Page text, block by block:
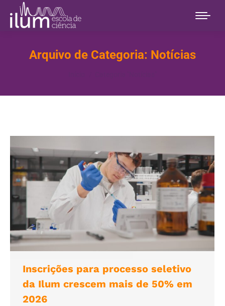
Arquivo de Categoria: Notícias
Inscrições para processo seletivo
da Ilum crescem mais de 50% em
2026